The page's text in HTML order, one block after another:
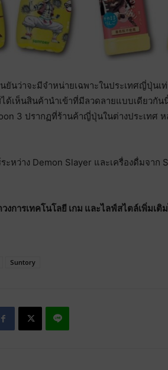
ยันว่าจะมีจำหน่ายเฉพาะในประเทศญี่ปุ่น
ด้เห็นสินค้านำเข้าที่มีลวดลายแบบเดียวกัน
3 ปรากฏที่ร้านค้าญี่ปุ่นในต่างประเทศ
ะหว่าง Demon Slayer และเครื่องดื่มจาก
งการเทคโนโลยี เกม และไลฟ์สไตล์เพิ่มเติ
Suntory